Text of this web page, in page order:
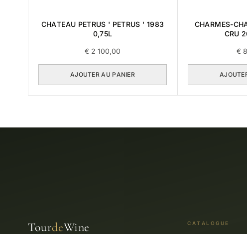
CHATEAU PETRUS ' PETRUS ' 1983
0,75L
€ 2 100,00
AJOUTER AU PANIER
CHARMES-
CRU
€
TourdeWine CATALOGUE